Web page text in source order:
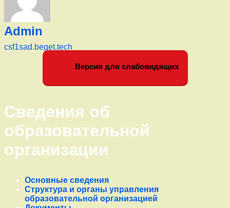
Admin
csf1sad.beget.tech
Левый сайдбар
Версия для слабовидящих
Сведения об
образовательной
организации
Основные сведения
Структура и органы управления
образовательной организацией